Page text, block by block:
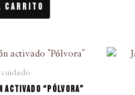
Carrito
cuidado
activado “Pólvora”
El
precio
El
actual